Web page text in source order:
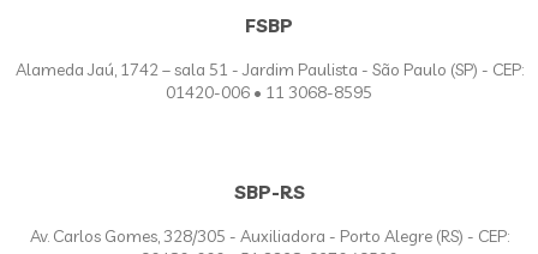
FSBP
Alameda Jaú, 1742 – sala 51 - Jardim Paulista - São Paulo (SP) - CEP:
01420-006 • 11 3068-8595
SBP-RS
Av. Carlos Gomes, 328/305 - Auxiliadora - Porto Alegre (RS) - CEP: